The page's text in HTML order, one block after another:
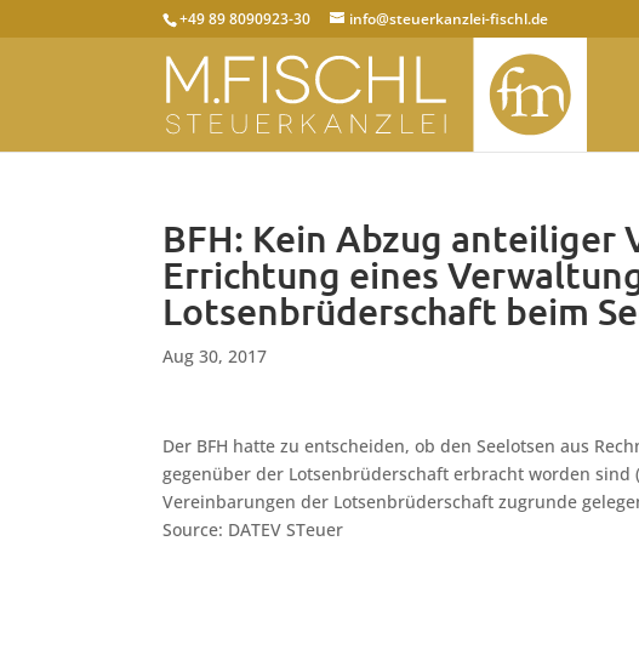
+49 89 8090923-30 info@steuerkanzlei-fischl.de
BFH: Kein Abzug anteiliger
Errichtung eines
Lotsenbrüderschaft beim
Aug 30, 2017
Der BFH hatte zu entscheiden, ob den Seelotsen aus
gegenüber der Lotsenbrüderschaft erbracht worden
Vereinbarungen der Lotsenbrüderschaft zugrunde
Source: DATEV STeuer